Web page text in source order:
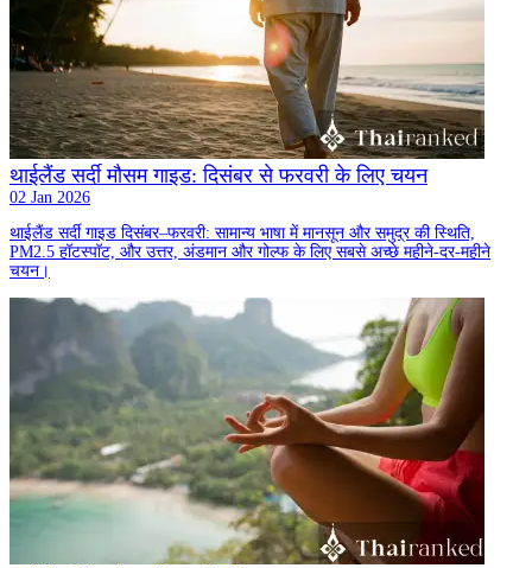
थाईलैंड सर्दी मौसम गाइड: दिसंबर से फरवरी के लिए चयन
02 Jan 2026
थाईलैंड सर्दी गाइड दिसंबर–फरवरी: सामान्य भाषा में मानसून और समुद्र की स्थिति,
PM2.5 हॉटस्पॉट, और उत्तर, अंडमान और गोल्फ के लिए सबसे अच्छे महीने-दर-महीने
चयन।